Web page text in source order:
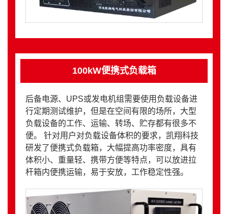
100kW便携式负载箱
后备电源、UPS或发电机组需要使用负载设备进
行定期测试维护，但是在空间有限的场所，大型
负载设备的工作、运输、转场、贮存都有很多不
便。 针对用户对负载设备体积的要求，凯翔科技
研发了便携式负载箱，大幅提高功率密度，具有
体积小、重量轻、携带方便等特点，可以放进拉
杆箱内便携运输，易于安放，工作稳定性强。